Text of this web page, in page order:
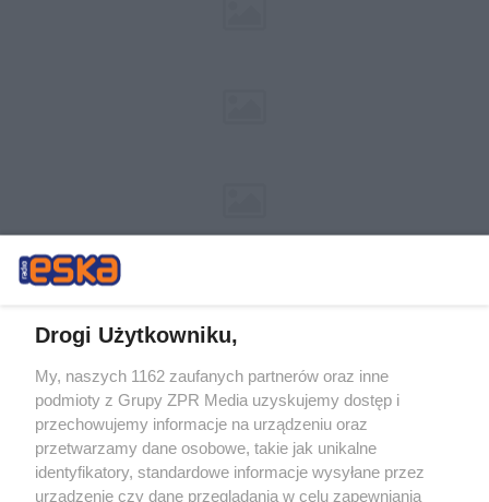
Żaden utwór zamieszczony w serwisie nie może być powielany i
rozpowszechniany lub dalej rozpowszechniany w jakikolwiek sposób (w
tym także elektroniczny lub mechaniczny) na jakimkolwiek polu
eksploatacji w jakiejkolwiek formie, włącznie z umieszczaniem w
Internecie bez pisemnej zgody właściciela praw. Jakiekolwiek użycie lub
wykorzystanie utworów w całości lub w części z naruszeniem prawa,
tzn. bez właściwej zgody, jest zabronione pod groźbą kary i może być
Drogi Użytkowniku,
My, naszych 1162 zaufanych partnerów oraz inne
podmioty z Grupy ZPR Media uzyskujemy dostęp i
przechowujemy informacje na urządzeniu oraz
przetwarzamy dane osobowe, takie jak unikalne
identyfikatory, standardowe informacje wysyłane przez
urządzenie czy dane przeglądania w celu zapewniania